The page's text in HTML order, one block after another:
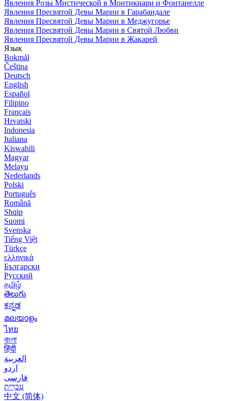
Явления Розы Мистической в Монтикиари и Фонтанелле
Явления Пресвятой Девы Марии в Гарабандале
Явления Пресвятой Девы Марии в Меджугорье
Явления Пресвятой Девы Марии в Святой Любви
Явления Пресвятой Девы Марии в Жакарей
Язык
Bokmål
Čeština
Deutsch
English
Español
Filipino
Français
Hrvatski
Indonesia
Italiana
Kiswahili
Magyar
Melayu
Nederlands
Polski
Português
Română
Shqip
Suomi
Svenska
Tiếng Việt
Türkçe
ελληνικά
Български
Русский
தமிழ்
తెలుగు
ಕನ್ನಡ
മലയാളം
ไทย
বাংলা
हिंदी
العربية
اردو
فارسی
עִברִית
中文 (简体)